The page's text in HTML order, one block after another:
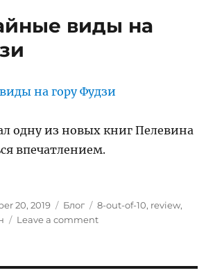
fate
виды на
одну из новых книг Пелевина
впечатлением.
Тайные виды на гору
20, 2019 Categories
Блог Tags
8-out-of-10, review,
Leave a commenton